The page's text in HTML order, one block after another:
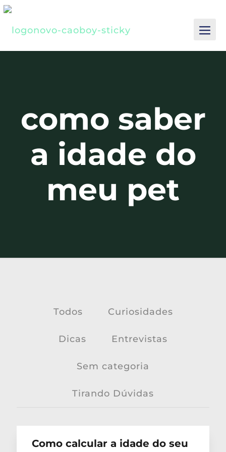
como saber
a idade do
meu pet
Todos Curiosidades
Dicas Entrevistas
Sem categoria
Tirando Dúvidas
Como calcular a idade do seu